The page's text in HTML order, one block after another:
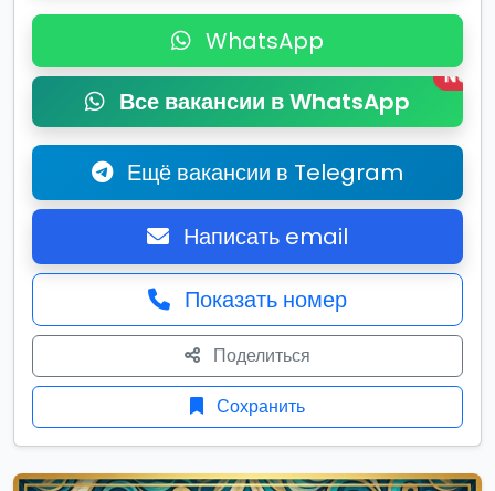
WhatsApp
Все вакансии в WhatsApp
New
Ещё вакансии в Telegram
Написать email
Показать номер
Поделиться
Сохранить